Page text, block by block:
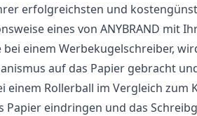
erfolgreichsten und
eines von ANYBRAND mit
bei einem Werbekugelschreiber,
auf das Papier gebracht
einem Rollerball im Vergleich
Papier eindringen und das